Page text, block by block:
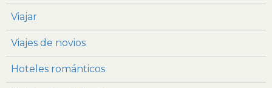
Viajar
Viajes de novios
Hoteles románticos